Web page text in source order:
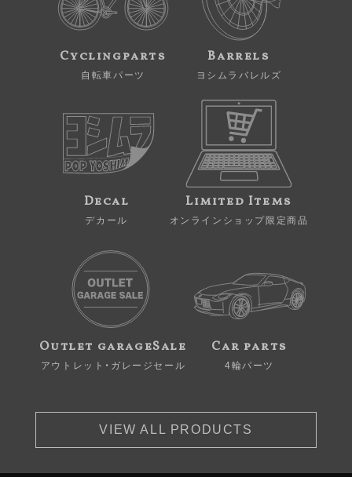
Cyclingparts
自転車パーツ
Barrels
ヨシムラバレルズ
Decal
デカール
Limited Items
オンラインショップ限定商品
Outlet garageSale
アウトレット・ガレージセール
Car parts
4輪パーツ
VIEW ALL PRODUCTS